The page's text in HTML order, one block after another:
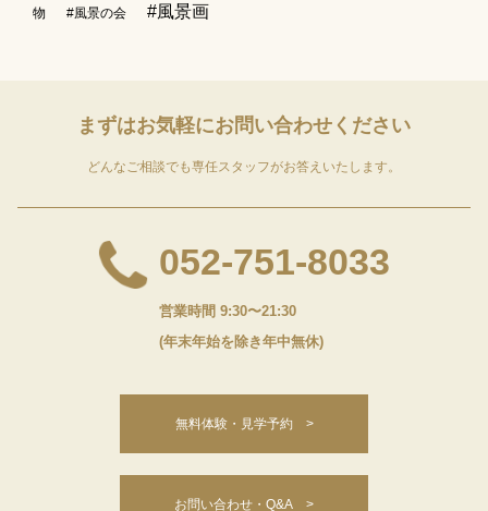
物
#風景の会 #風景画
まずはお気軽にお問い合わせください
どんなご相談でも専任スタッフがお答えいたします。
052-751-8033
営業時間 9:30〜21:30
(年末年始を除き年中無休)
無料体験・見学予約 >
お問い合わせ・Q&A >